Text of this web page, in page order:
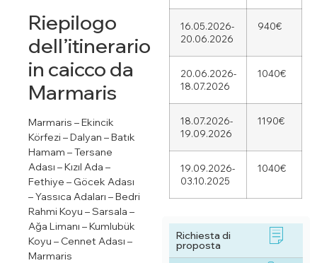
Riepilogo
dell’itinerario
in caicco da
Marmaris
Marmaris – Ekincik
Körfezi – Dalyan – Batık
Hamam – Tersane
Adası – Kızıl Ada –
Fethiye – Göcek Adası
– Yassıca Adaları – Bedri
Rahmi Koyu – Sarsala –
Ağa Limanı – Kumlubük
Koyu – Cennet Adası –
Marmaris
16.05.2026-
20.06.2026
940€
20.06.2026-
18.07.2026
1040€
18.07.2026-
19.09.2026
1190€
19.09.2026-
03.10.2025
1040€
Richiesta di
proposta